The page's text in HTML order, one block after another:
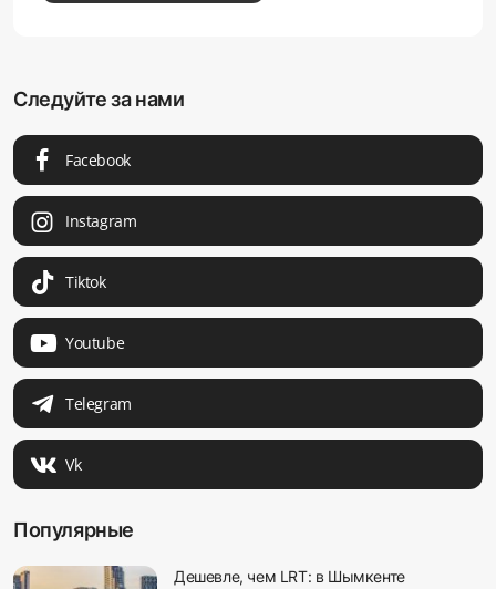
Следуйте за нами
Facebook
Instagram
Tiktok
Youtube
Telegram
Vk
Популярные
Дешевле, чем LRT: в Шымкенте